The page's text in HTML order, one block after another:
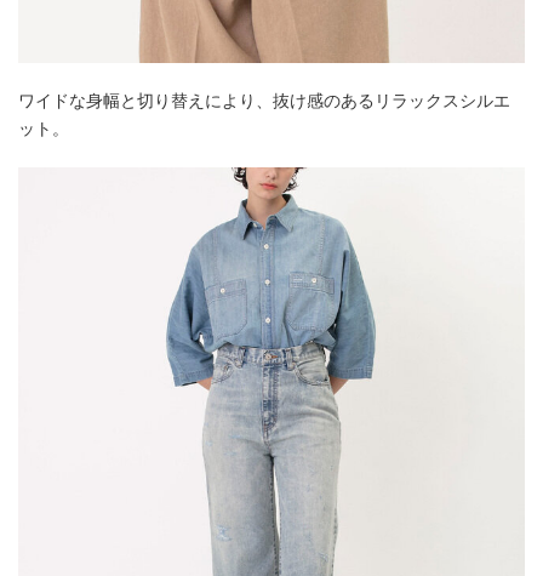
ワイドな身幅と切り替えにより、抜け感のあるリラックスシルエ
ット。